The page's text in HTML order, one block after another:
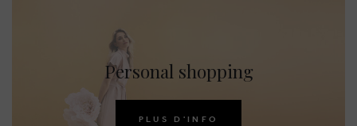
Personal shopping
PLUS D'INFO